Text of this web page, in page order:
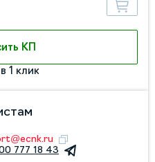
КП
1 клик
777 18 43